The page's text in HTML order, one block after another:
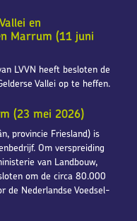
en
Marrum (11 juni
LVVN heeft besloten de
Vallei op te heffen.
(23 mei 2026)
provincie Friesland) is
Om verspreiding
van Landbouw,
om de circa 80.000
de Nederlandse Voedsel-